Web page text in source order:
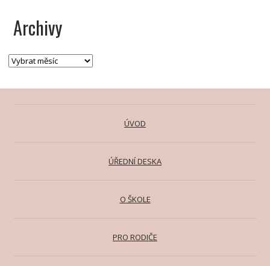
Archivy
ÚVOD
ÚŘEDNÍ DESKA
O ŠKOLE
PRO RODIČE